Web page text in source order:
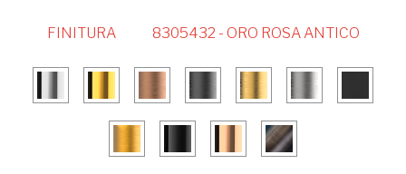
FINITURA 8305432 - ORO ROSA ANTICO